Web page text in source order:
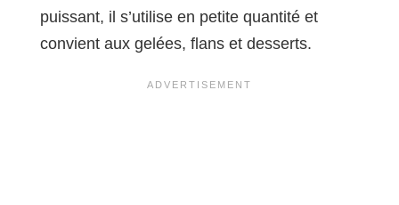
puissant, il s’utilise en petite quantité et
convient aux gelées, flans et desserts.